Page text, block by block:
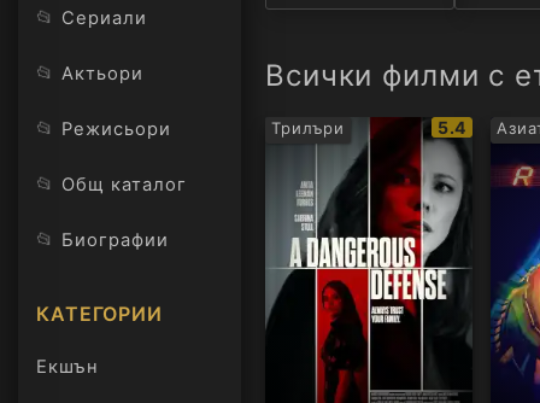
📂 Сериали
📂 Актьори
📂 Режисьори
📂 Общ каталог
📂 Биографии
КАТЕГОРИИ
Екшън
Всички филми с
Трилъри
IMDb
рейтинг:
5.4